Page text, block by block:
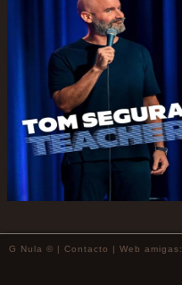
G Nula © | Contacto | Web amigas: